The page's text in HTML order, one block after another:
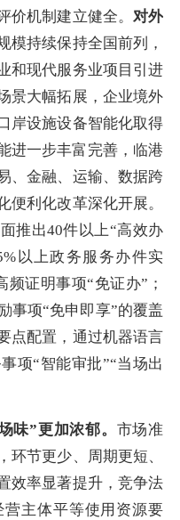
价机制建立健全。 对外
模持续保持全国前列，
和现代服务业项目引进
景大幅拓展，企业境外
岸设施设备智能化取得
进一步丰富完善，临港
、金融、运输、数据跨
便利化改革深化开展。
推出40件以上“高效办
以上政务服务办件实
证明事项“免证办”；
事项“免申即享”的覆盖
点配置，通过机器语言
项“智能审批”“当场出
味”更加浓郁。 市场准
环节更少、周期更短、
效率显著提升，竞争法
主体平等使用资源要